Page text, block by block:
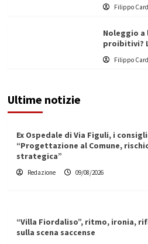
Filippo
Noleggio a
proibitivi?
Filippo
Ultime notizie
Ex Ospedale di Via Figuli, i
“Progettazione al Comune,
strategica”
Redazione 09/08/2026
“Villa Fiordaliso”, ritmo, ironia,
sulla scena saccense